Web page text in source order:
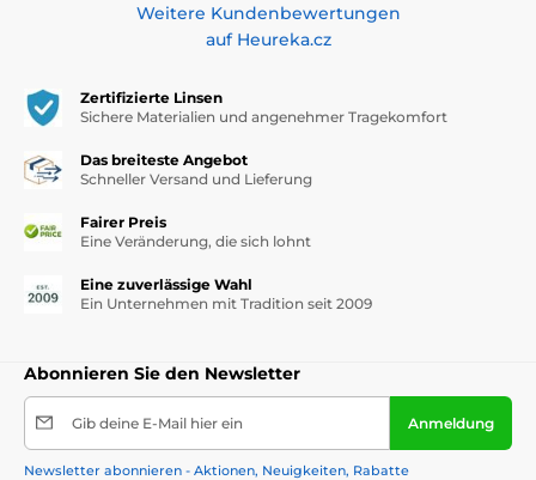
Weitere Kundenbewertungen
auf Heureka.cz
Zertifizierte Linsen
Sichere Materialien und angenehmer Tragekomfort
Das breiteste Angebot
Schneller Versand und Lieferung
Fairer Preis
Eine Veränderung, die sich lohnt
Eine zuverlässige Wahl
Ein Unternehmen mit Tradition seit 2009
Abonnieren Sie den Newsletter
Gib deine E-Mail hier ein Anmeldung
Newsletter abonnieren - Aktionen, Neuigkeiten, Rabatte